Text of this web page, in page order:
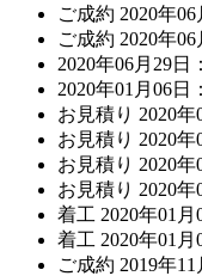
ご成約 2020年06
ご成約 2020年06
2020年06月29日
：
2020年01月06日
：
お見積り 2020年
お見積り 2020年
お見積り 2020年
お見積り 2020年
着工 2020年01月
着工 2020年01月
ご成約 2019年11